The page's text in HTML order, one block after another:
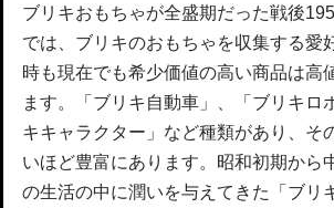
ブリキおもちゃが全盛期だった戦後
では、ブリキのおもちゃを収集する愛
時も現在でも希少価値の高い商品は高
ます。「ブリキ自動車」、「ブリキロ
キキャラクター」など種類があり、そ
いほど豊富にあります。昭和初期から
の生活の中に潤いを与えてきた「ブリ